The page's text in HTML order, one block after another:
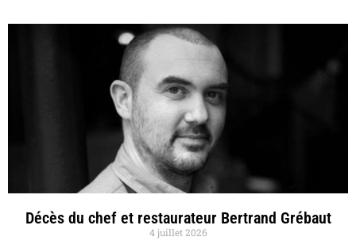
Décès du chef et restaurateur Bertrand Grébaut
4 juillet 2026